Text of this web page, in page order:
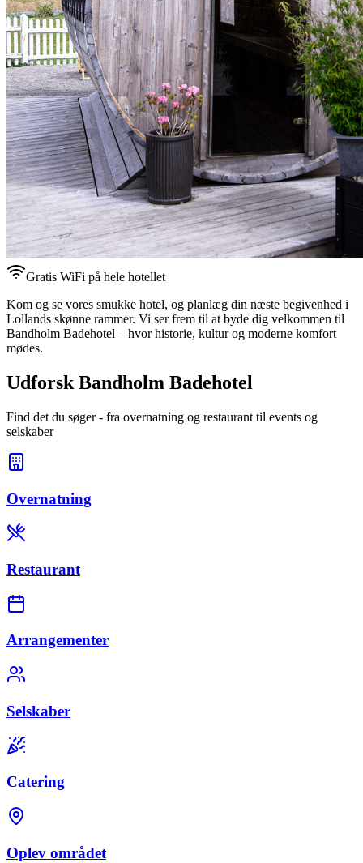
Gratis WiFi på hele hotellet
Kom og se vores smukke hotel, og planlæg din næste begivenhed i
Lollands skønne rammer. Vi ser frem til at byde dig velkommen til
Bandholm Badehotel – hvor historie, kultur og moderne komfort
mødes.
Udforsk Bandholm Badehotel
Find det du søger - fra overnatning og restaurant til events og
selskaber
Overnatning
Restaurant
Arrangementer
Selskaber
Catering
Oplev området